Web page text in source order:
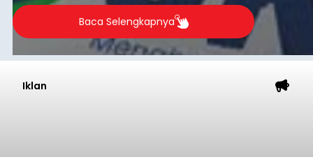
Baca Selengkapnya
Iklan